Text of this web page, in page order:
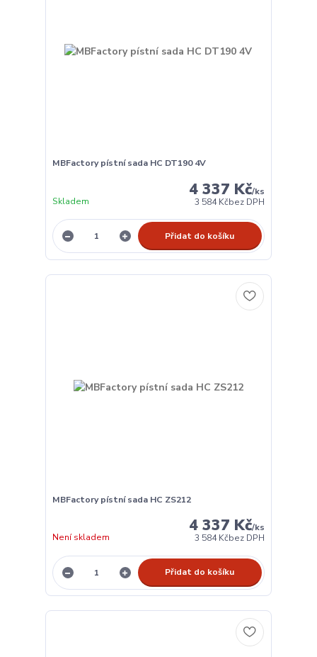
MBFactory pístní sada HC DT190 4V
4 337 Kč/ks
3 584 Kčbez DPH
Skladem
Přidat do košíku
MBFactory pístní sada HC ZS212
4 337 Kč/ks
3 584 Kčbez DPH
Není skladem
Přidat do košíku